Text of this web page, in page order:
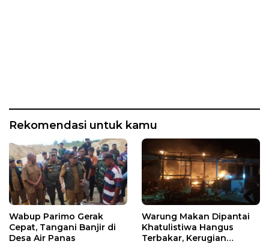
Rekomendasi untuk kamu
Wabup Parimo Gerak
Cepat, Tangani Banjir di
Desa Air Panas
Warung Makan Dipantai
Khatulistiwa Hangus
Terbakar, Kerugian